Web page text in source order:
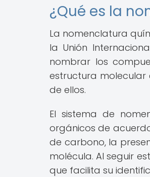
¿Qué es la
La nomenclatura
la Unión
nombrar los
estructura
de ellos.
El sistema de
orgánicos de
de carbono, la
molécula. Al seguir
que facilita su